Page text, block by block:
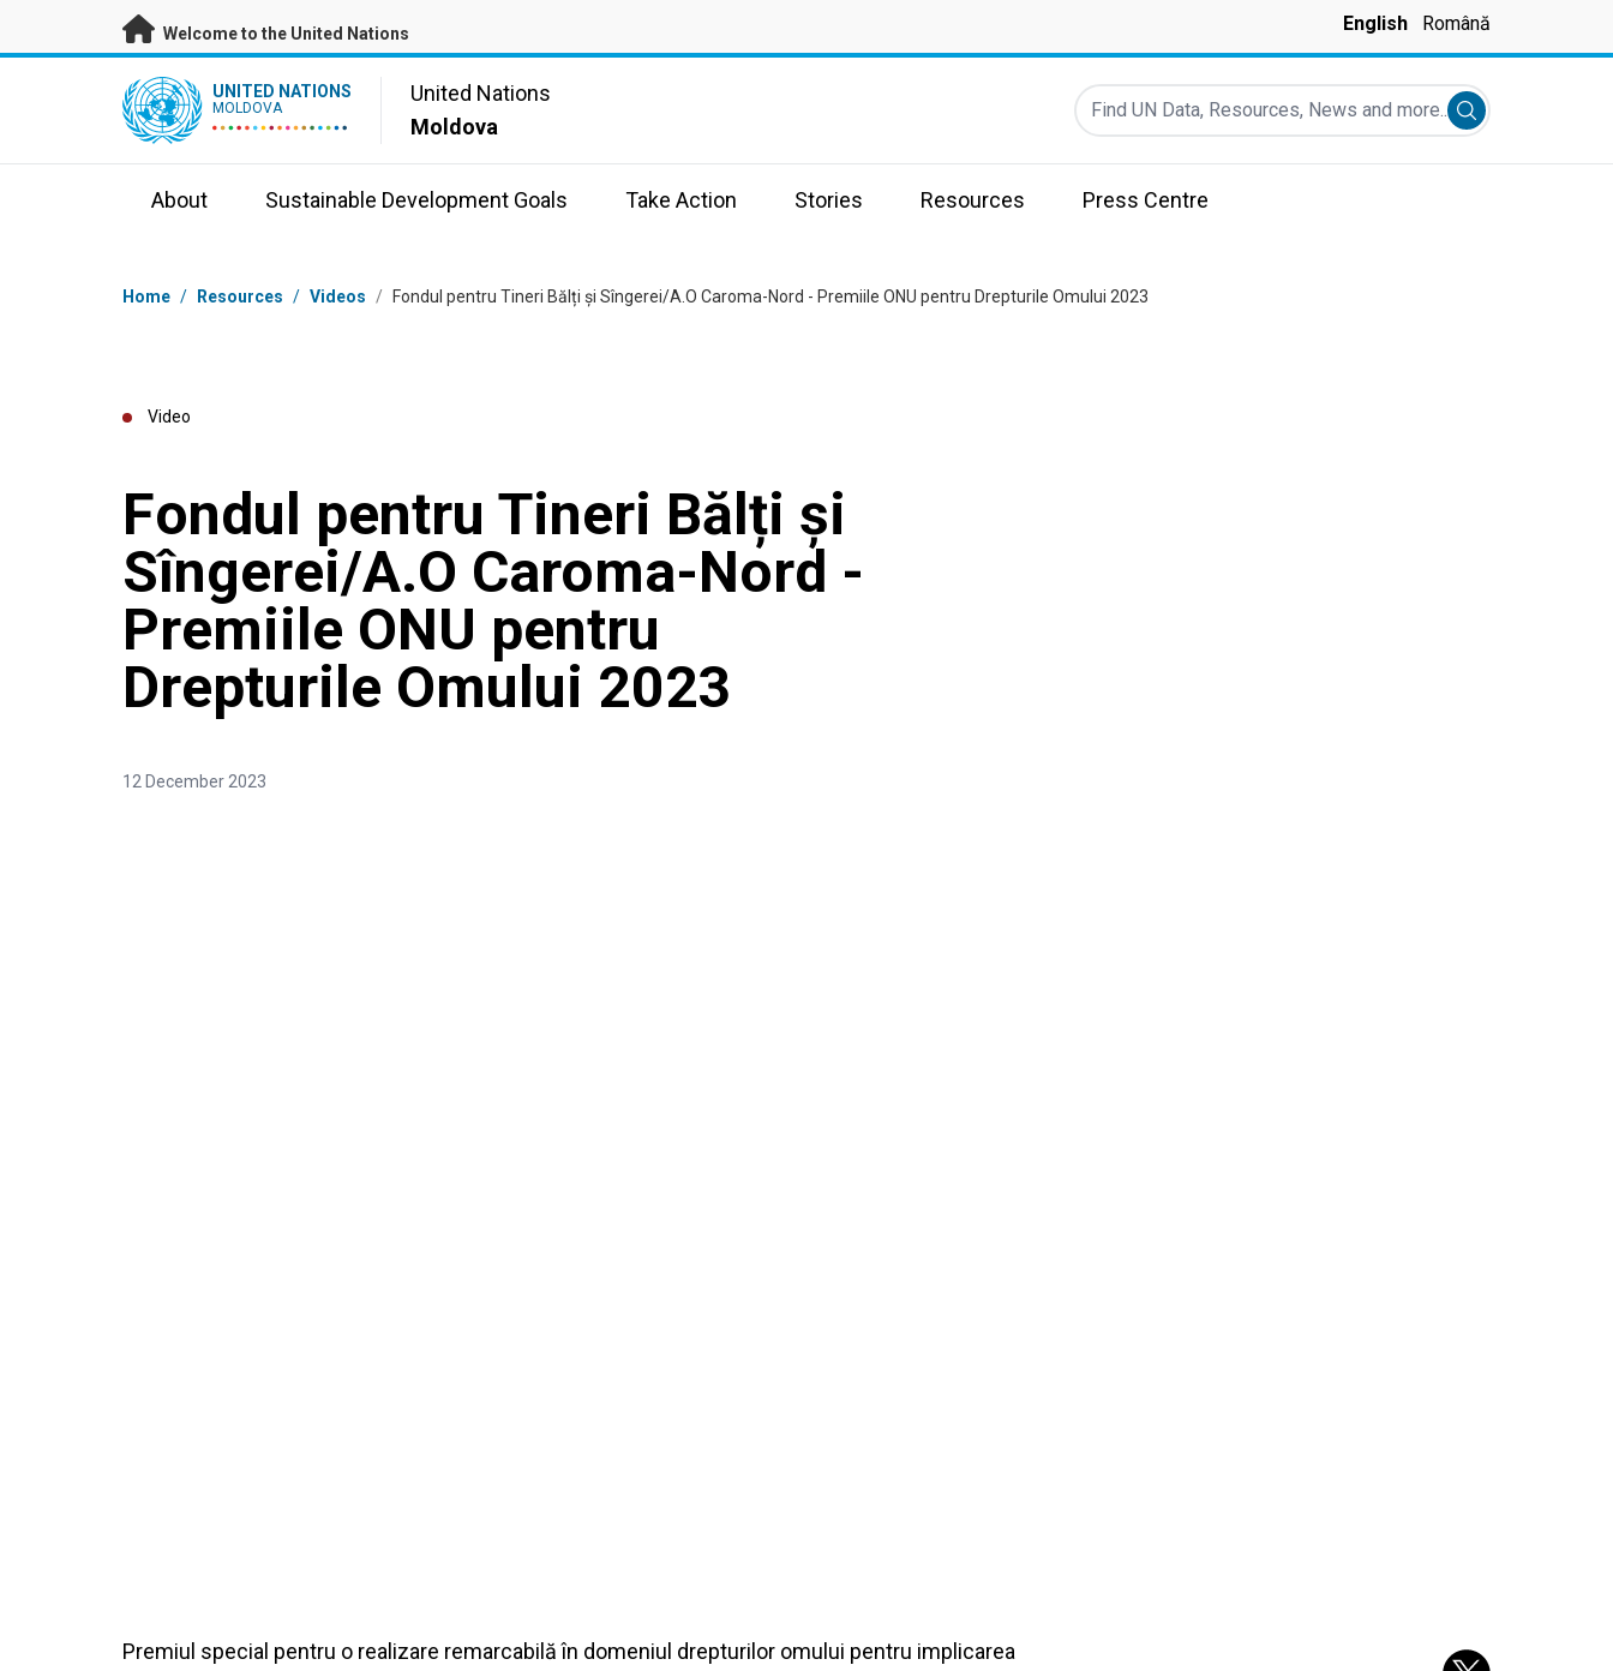
Skip to main content
Welcome to the United Nations English Română
UN Logo UNITED NATIONS
MOLDOVA
United Nations
Moldova
Find UN Data, Resources, News and more...
Submit search
About Sustainable Development Goals Take Action Stories Resources Press Centre
Breadcrumb
Home / Resources / Videos / Fondul pentru Tineri Bălți și Sîngerei/A.O Caroma-Nord - Premiile ONU pentru Drepturile Omului 2023
Video
Fondul pentru Tineri Bălți și
Sîngerei/A.O Caroma-Nord -
Premiile ONU pentru
Drepturile Omului 2023
12 December 2023
Premiul special pentru o realizare remarcabilă în domeniul drepturilor omului pentru implicarea